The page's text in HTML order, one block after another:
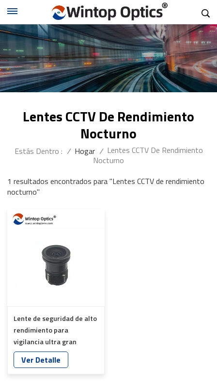
Lentes CCTV De Rendimiento
Nocturno
Estás Dentro : / Hogar / Lentes CCTV De Rendimiento
Nocturno
1 resultados encontrados para "Lentes CCTV de rendimiento
nocturno"
Lente de seguridad de alto
rendimiento para
vigilancia ultra gran
angular YT-4975P-B2
Ver Detalle